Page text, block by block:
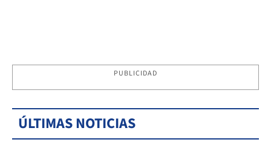
PUBLICIDAD
ÚLTIMAS NOTICIAS